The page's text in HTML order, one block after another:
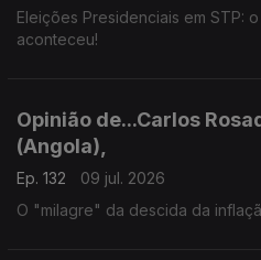
Eleições Presidenciais em STP:
aconteceu!
Opinião de...Carlos
(Angola),
Ep. 132
09 jul. 2026
O "milagre" da descida da